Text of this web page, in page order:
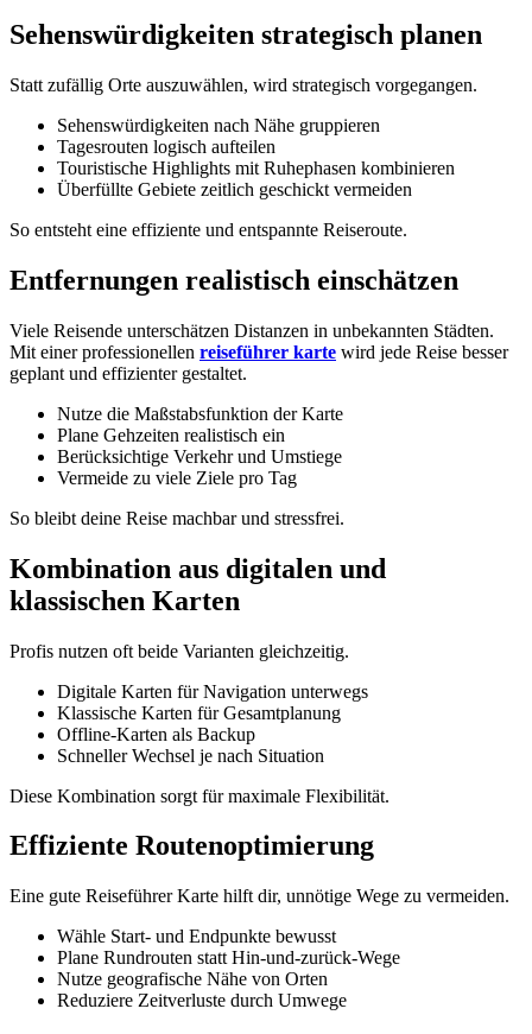
Sehenswürdigkeiten strategisch planen
Statt zufällig Orte auszuwählen, wird strategisch vorgegangen.
Sehenswürdigkeiten nach Nähe gruppieren
Tagesrouten logisch aufteilen
Touristische Highlights mit Ruhephasen kombinieren
Überfüllte Gebiete zeitlich geschickt vermeiden
So entsteht eine effiziente und entspannte Reiseroute.
Entfernungen realistisch einschätzen
Viele Reisende unterschätzen Distanzen in unbekannten Städten.
Mit einer professionellen reiseführer karte wird jede Reise besser
geplant und effizienter gestaltet.
Nutze die Maßstabsfunktion der Karte
Plane Gehzeiten realistisch ein
Berücksichtige Verkehr und Umstiege
Vermeide zu viele Ziele pro Tag
So bleibt deine Reise machbar und stressfrei.
Kombination aus digitalen und
klassischen Karten
Profis nutzen oft beide Varianten gleichzeitig.
Digitale Karten für Navigation unterwegs
Klassische Karten für Gesamtplanung
Offline-Karten als Backup
Schneller Wechsel je nach Situation
Diese Kombination sorgt für maximale Flexibilität.
Effiziente Routenoptimierung
Eine gute Reiseführer Karte hilft dir, unnötige Wege zu vermeiden.
Wähle Start- und Endpunkte bewusst
Plane Rundrouten statt Hin-und-zurück-Wege
Nutze geografische Nähe von Orten
Reduziere Zeitverluste durch Umwege